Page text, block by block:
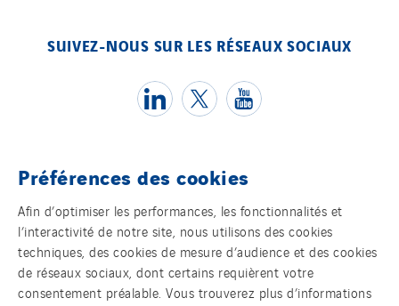
SUIVEZ-NOUS SUR LES RÉSEAUX SOCIAUX
Témoins
Mentions légales
Politique de confidentialité des données
Préférences des cookies
Afin d’optimiser les performances, les fonctionnalités et
l’interactivité de notre site, nous utilisons des cookies
techniques, des cookies de mesure d’audience et des cookies
de réseaux sociaux, dont certains requièrent votre
consentement préalable. Vous trouverez plus d’informations